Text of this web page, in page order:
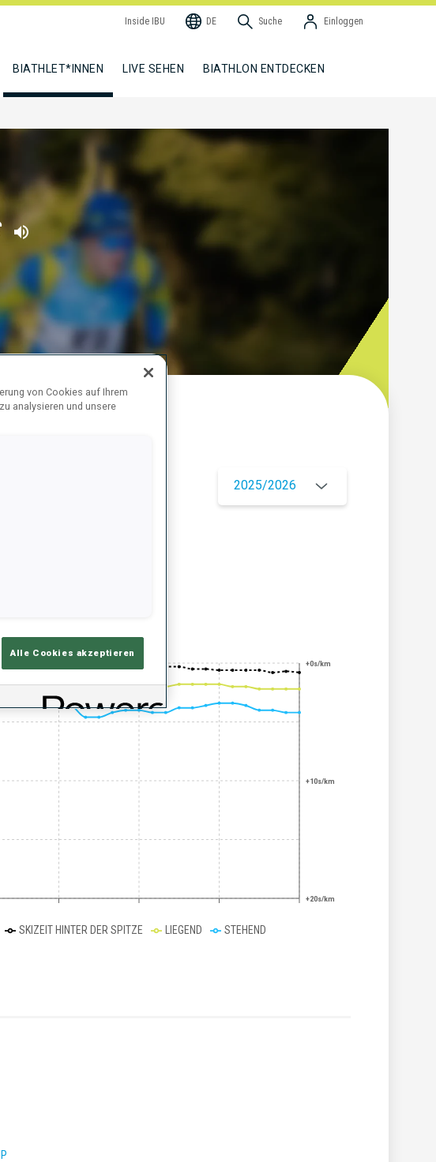
Inside IBU DE Suche Einloggen
BIATHLET*INNEN LIVE SEHEN BIATHLON ENTDECKEN
2025/2026
+0s/km
+10s/km
+20s/km
SKIZEIT HINTER DER SPITZE LIEGEND STEHEND
von Cookies auf Ihrem
analysieren und unsere
Alle Cookies akzeptieren